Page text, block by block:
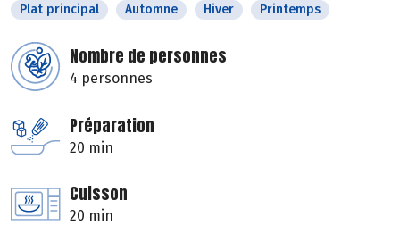
Plat principal Automne Hiver Printemps
Nombre de personnes
4 personnes
Préparation
20 min
Cuisson
20 min